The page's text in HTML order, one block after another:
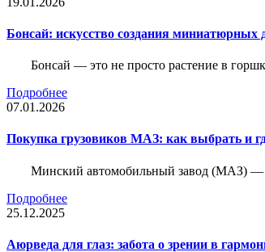
Бонсай: искусство создания миниатюрных
Бонсай — это не просто растение в
Подробнее
07.01.2026
Покупка грузовиков МАЗ: как выбрать и
Минский автомобильный завод (МАЗ) —
Подробнее
25.12.2025
Аюрведа для глаз: забота о зрении в